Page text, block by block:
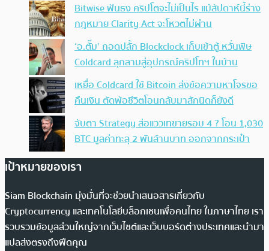
Bitwise ฟันธง คริปโตจะไม่เป็นไร แม้สัปดาห์นี้ร่าง
กฎหมาย Clarity Act จะโหวตไม่ผ่าน
‘อ.ตั๊ม’ ถอดปลั้ก Blockclock เก็บเข้าตู้ หวั่นพิษ
Coldcard ลุกลามสู่อุปกรณ์คริปโทฯ ในบ้าน
เหยื่อ Coldcard ใช้ Bitcoin ส่งข้อความหาโจรขอ
คืนเงิน ตัดพ้อชีวิตโอนกลับมาสักนิดก็ยังดี
จับตา Strategy ส่อแววเทขายรอบ 4 ? โอน 1,030
BTC มูลค่าทะลุ 2 พันล้านบาท ออกจากกระเป๋า
เป้าหมายของเรา
Siam Blockchain มุ่งมั่นที่จะช่วยนำเสนอสารเกี่ยวกับ
Cryptocurrency และเทคโนโลยีบล็อกเชนเพื่อคนไทย ในภาษาไทย เรา
รวบรวมข้อมูลส่วนใหญ่จากเว็บไซต์และเว็บบอร์ดต่างประเทศและนำมา
แปลส่งตรงถึงฟีดคุณ